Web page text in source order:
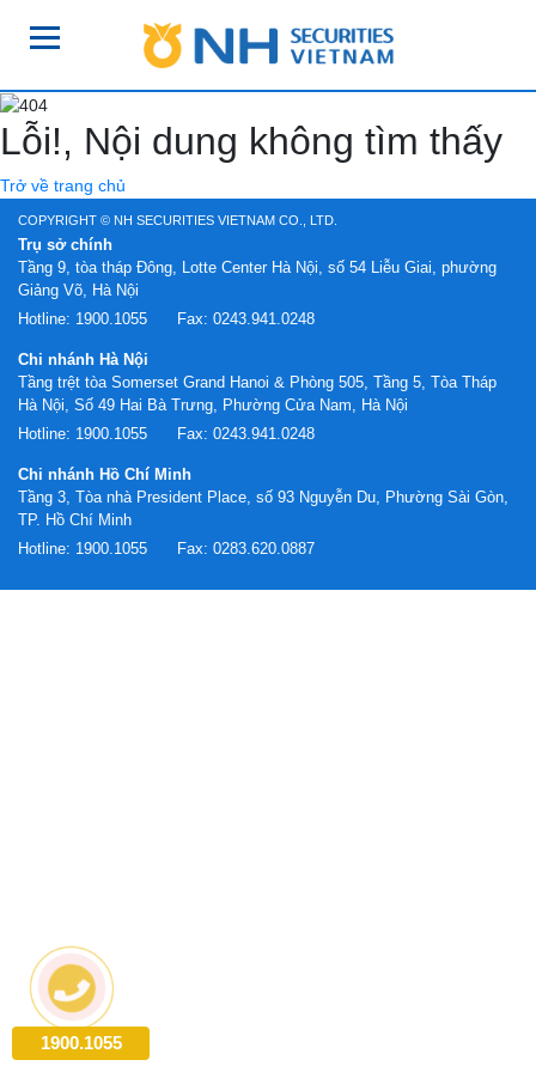
Lỗi!, Nội dung không tìm thấy
Trở về trang chủ
COPYRIGHT © NH SECURITIES VIETNAM CO., LTD.
Trụ sở chính
Tầng 9, tòa tháp Đông, Lotte Center Hà Nội, số 54 Liễu Giai, phường
Giảng Võ, Hà Nội
Hotline: 1900.1055 Fax: 0243.941.0248
Chi nhánh Hà Nội
Tầng trệt tòa Somerset Grand Hanoi & Phòng 505, Tầng 5, Tòa Tháp
Hà Nội, Số 49 Hai Bà Trưng, Phường Cửa Nam, Hà Nội
Hotline: 1900.1055 Fax: 0243.941.0248
Chi nhánh Hồ Chí Minh
Tầng 3, Tòa nhà President Place, số 93 Nguyễn Du, Phường Sài Gòn,
TP. Hồ Chí Minh
Hotline: 1900.1055 Fax: 0283.620.0887
1900.1055